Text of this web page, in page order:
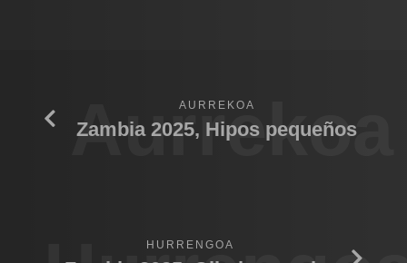
Aurrekoa
AURREKOA
Zambia 2025, Hipos pequeños
HURRENGOA